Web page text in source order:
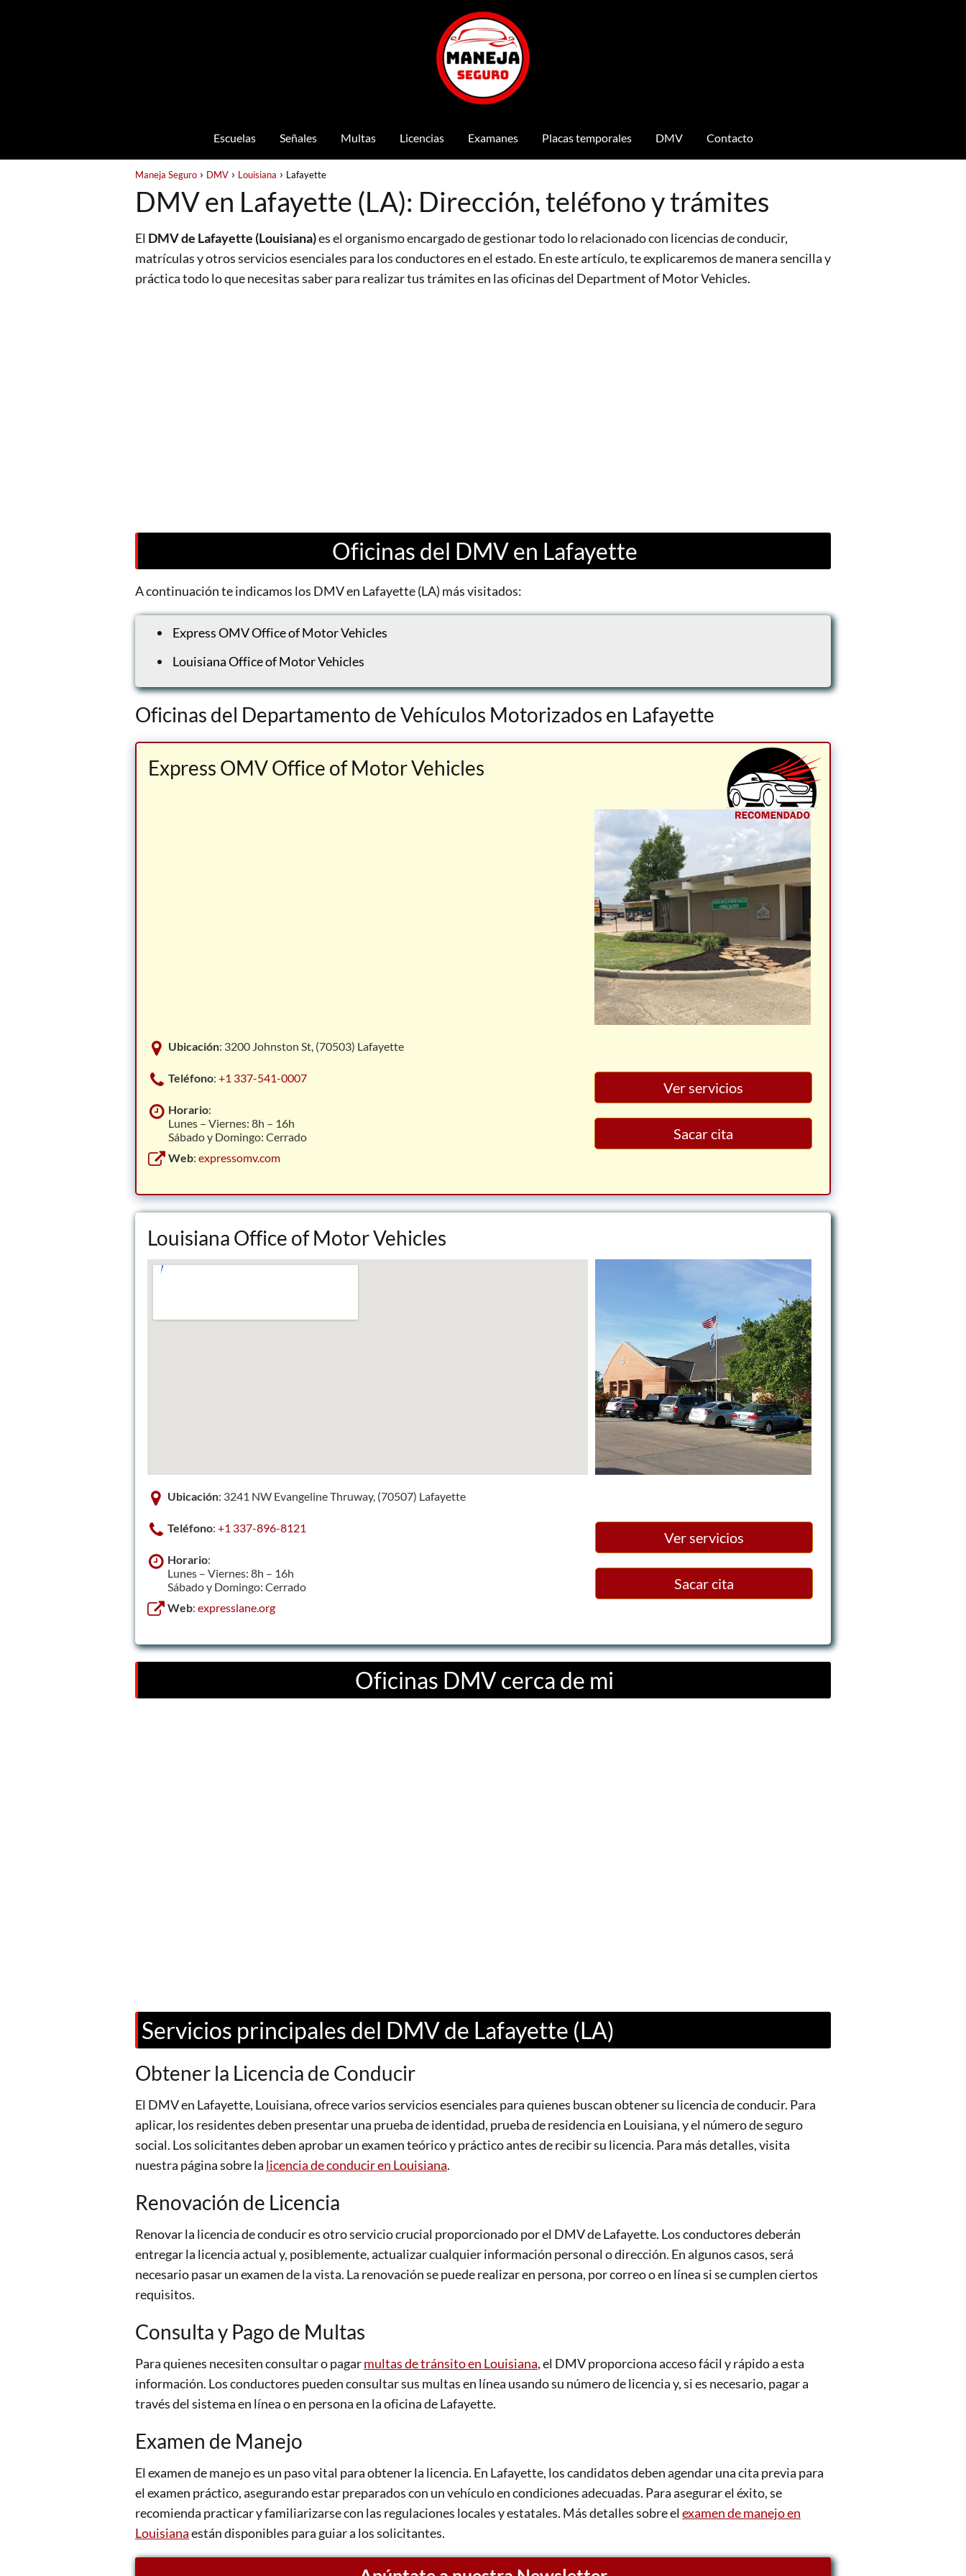
Escuelas Señales Multas Licencias Examanes Placas temporales DMV Contacto
Maneja Seguro DMV Louisiana Lafayette
DMV en Lafayette (LA): Dirección, teléfono y trámites
El DMV de Lafayette (Louisiana)es el organismo encargado de gestionar todo lo relacionado con licencias de conducir,
matrículas y otros servicios esenciales para los conductores en el estado. En este artículo, te explicaremos de manera sencilla y
práctica todo lo que necesitas saber para realizar tus trámites en las oficinas del Department of Motor Vehicles.
Oficinas del DMV en Lafayette
A continuación te indicamos los DMV en Lafayette (LA) más visitados:
Express OMV Office of Motor Vehicles
Louisiana Office of Motor Vehicles
Oficinas del Departamento de Vehículos Motorizados en Lafayette
Express OMV Office of Motor Vehicles
Ubicación: 3200 Johnston St, (70503) Lafayette
Teléfono: +1 337-541-0007
Horario:
Lunes – Viernes: 8h – 16h
Sábado y Domingo: Cerrado
Web: expressomv.com
Ver servicios
Sacar cita
Louisiana Office of Motor Vehicles
Ubicación: 3241 NW Evangeline Thruway, (70507) Lafayette
Teléfono: +1 337-896-8121
Horario:
Lunes – Viernes: 8h – 16h
Sábado y Domingo: Cerrado
Web: expresslane.org
Ver servicios
Sacar cita
Oficinas DMV cerca de mi
Servicios principales del DMV de Lafayette (LA)
Obtener la Licencia de Conducir
El DMV en Lafayette, Louisiana, ofrece varios servicios esenciales para quienes buscan obtener su licencia de conducir. Para
aplicar, los residentes deben presentar una prueba de identidad, prueba de residencia en Louisiana, y el número de seguro
social. Los solicitantes deben aprobar un examen teórico y práctico antes de recibir su licencia. Para más detalles, visita
nuestra página sobre la licencia de conducir en Louisiana.
Renovación de Licencia
Renovar la licencia de conducir es otro servicio crucial proporcionado por el DMV de Lafayette. Los conductores deberán
entregar la licencia actual y, posiblemente, actualizar cualquier información personal o dirección. En algunos casos, será
necesario pasar un examen de la vista. La renovación se puede realizar en persona, por correo o en línea si se cumplen ciertos
requisitos.
Consulta y Pago de Multas
Para quienes necesiten consultar o pagarmultas de tránsito en Louisiana, el DMV proporciona acceso fácil y rápido a esta
información. Los conductores pueden consultar sus multas en línea usando su número de licencia y, si es necesario, pagar a
través del sistema en línea o en persona en la oficina de Lafayette.
Examen de Manejo
El examen de manejo es un paso vital para obtener la licencia. En Lafayette, los candidatos deben agendar una cita previa para
el examen práctico, asegurando estar preparados con un vehículo en condiciones adecuadas. Para asegurar el éxito, se
recomienda practicar y familiarizarse con las regulaciones locales y estatales. Más detalles sobre el examen de manejo en
Louisianaestán disponibles para guiar a los solicitantes.